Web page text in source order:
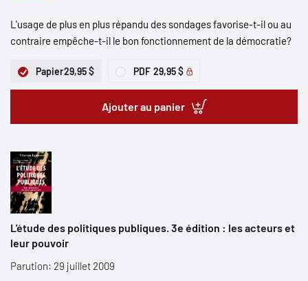
L'usage de plus en plus répandu des sondages favorise-t-il ou au
contraire empêche-t-il le bon fonctionnement de la démocratie?
Papier29,95 $ PDF 29,95 $
Ajouter au panier
L'étude des politiques publiques. 3e édition : les acteurs et
leur pouvoir
Parution: 29 juillet 2009